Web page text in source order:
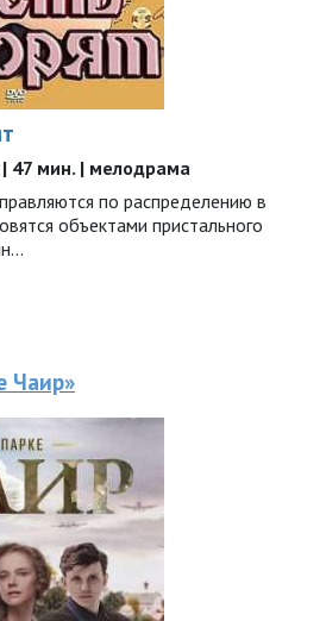
| 47 мин. | мелодрама
по распределению в
объектами пристального
Чаир»